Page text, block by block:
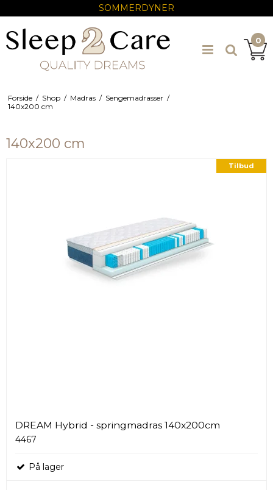
SOMMERDYNER
0
Forside / Shop / Madras / Sengemadrasser /
140x200 cm
140x200 cm
Tilbud
DREAM Hybrid - springmadras 140x200cm
4467
På lager